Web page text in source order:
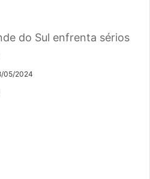
do Sul enfrenta sérios
05/2024